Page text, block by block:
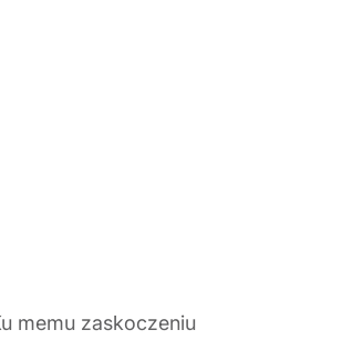
memu zaskoczeniu